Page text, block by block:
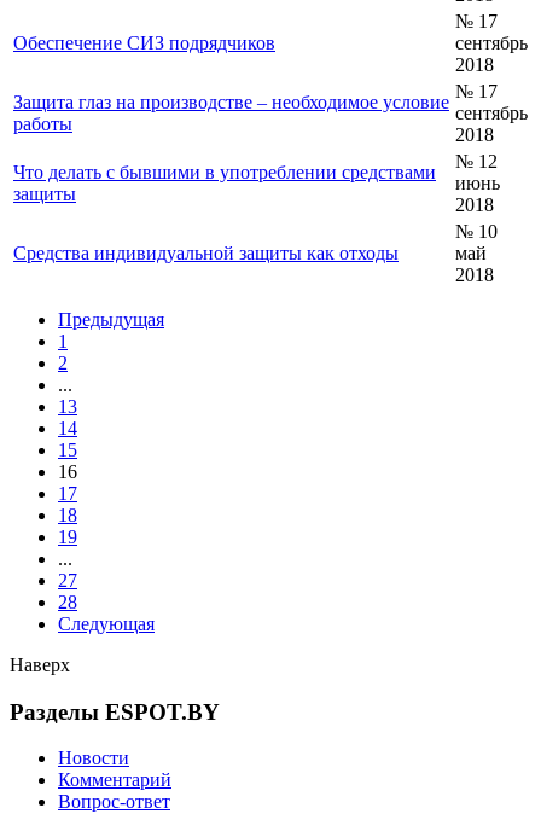
Обеспечение СИЗ подрядчиков
№ 17
сентябрь
2018
Защита глаз на производстве – необходимое условие
работы
№ 17
сентябрь
2018
Что делать с бывшими в употреблении средствами
защиты
№ 12
июнь
2018
Средства индивидуальной защиты как отходы
№ 10
май
2018
Предыдущая
1
2
...
13
14
15
16
17
18
19
...
27
28
Следующая
Наверх
Разделы ESPOT.BY
Новости
Комментарий
Вопрос-ответ